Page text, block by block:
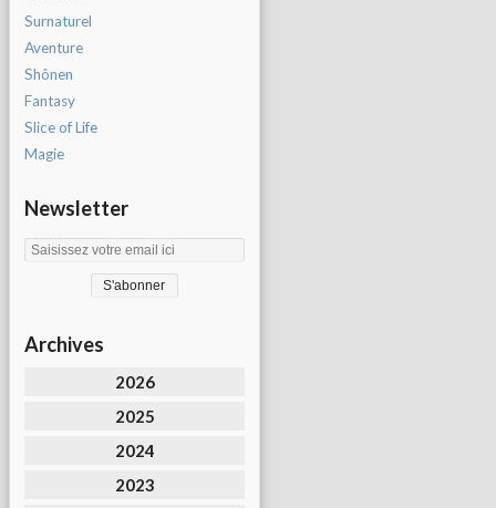
Surnaturel
Aventure
Shônen
Fantasy
Slice of Life
Magie
Newsletter
Archives
2026
2025
2024
2023